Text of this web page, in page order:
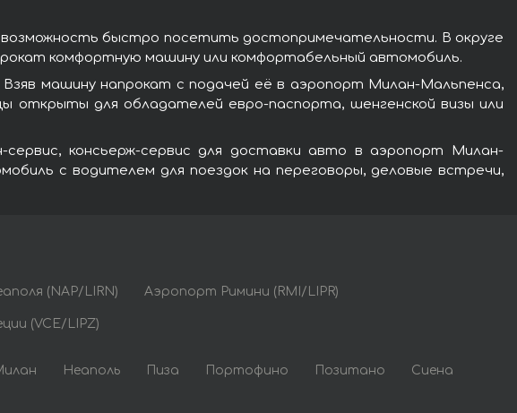
быстро посетить достопримечательности. В округе
комфортную машину или комфортабельный автомобиль.
машину напрокат с подачей её в аэропорт Милан-Мальпенса,
открыты для обладателей евро-паспорта, шенгенской визы или
консьерж-сервис для доставки авто в аэропорт Милан-
с водителем для поездок на переговоры, деловые встречи,
(NAP/LIRN) Аэропорт Римини (RMI/LIPR)
(VCE/LIPZ)
Неаполь Пиза Портофино Позитано Сиена